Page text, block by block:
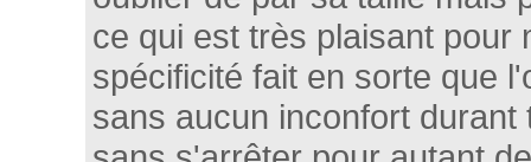
ce qui est très plaisant pour
spécificité fait en sorte que
sans aucun inconfort durant